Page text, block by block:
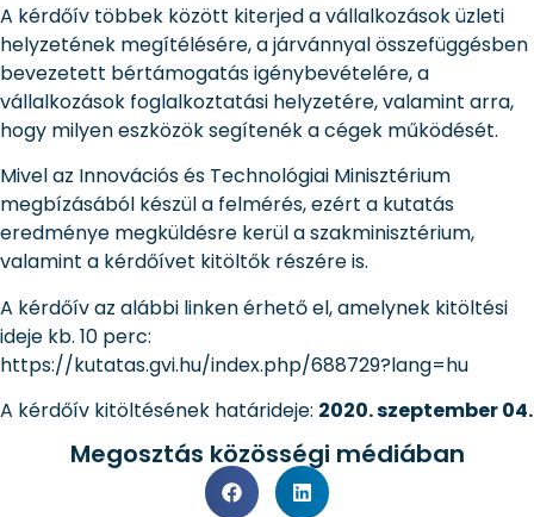
A kérdőív többek között kiterjed a vállalkozások üzleti
helyzetének megítélésére, a járvánnyal összefüggésben
bevezetett bértámogatás igénybevételére, a
vállalkozások foglalkoztatási helyzetére, valamint arra,
hogy milyen eszközök segítenék a cégek működését.
Mivel az Innovációs és Technológiai Minisztérium
megbízásából készül a felmérés, ezért a kutatás
eredménye megküldésre kerül a szakminisztérium,
valamint a kérdőívet kitöltők részére is.
A kérdőív az alábbi linken érhető el, amelynek kitöltési
ideje kb. 10 perc:
https://kutatas.gvi.hu/index.php/688729?lang=hu
A kérdőív kitöltésének határideje: 2020. szeptember 04.
Megosztás közösségi médiában